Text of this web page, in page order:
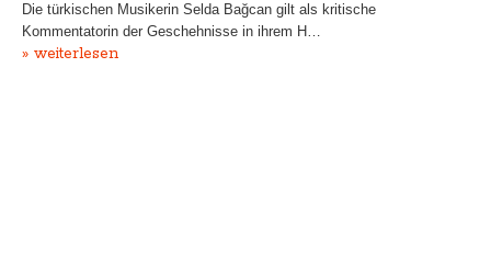
Die türkischen Musikerin Selda Bağcan gilt als kritische
Kommentatorin der Geschehnisse in ihrem H…
» weiterlesen